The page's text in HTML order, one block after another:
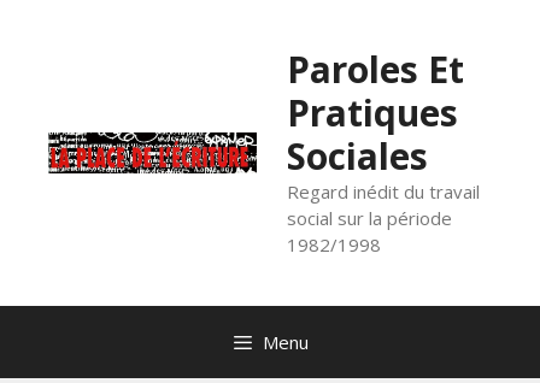
Paroles Et
Pratiques
Sociales
Regard inédit du travail
social sur la période
1982/1998
Menu